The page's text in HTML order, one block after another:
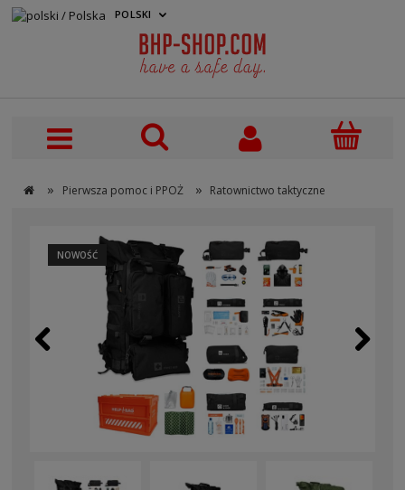
» Pierwsza pomoc i PPOŻ » Ratownictwo taktyczne
POLSKI
NOWOŚĆ